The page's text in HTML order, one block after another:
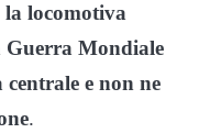
la locomotiva
Guerra Mondiale
e non ne
.